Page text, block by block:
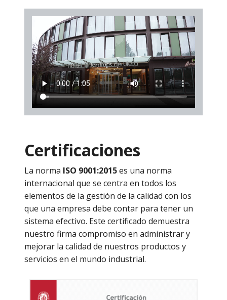
Certificaciones
La norma ISO 9001:2015es una norma
internacional que se centra en todos los
elementos de la gestión de la calidad con los
que una empresa debe contar para tener un
sistema efectivo. Este certificado demuestra
nuestro firma compromiso en administrar y
mejorar la calidad de nuestros productos y
servicios en el mundo industrial.